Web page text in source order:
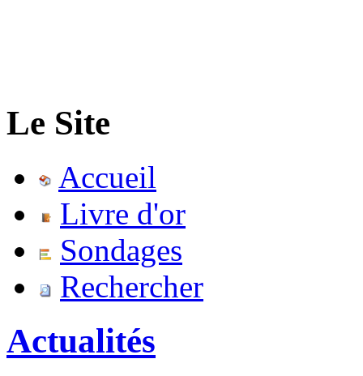
Le Site
Accueil
Livre d'or
Sondages
Rechercher
Actualités